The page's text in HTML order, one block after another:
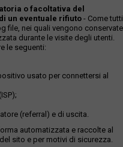
o facoltativa del
un eventuale rifiuto - Come tutti
file, nei quali vengono conservate
durante le visite degli utenti.
le seguenti:
usato per connettersi al
(referral) e di uscita.
automatizzata e raccolte al
sito e per motivi di sicurezza.